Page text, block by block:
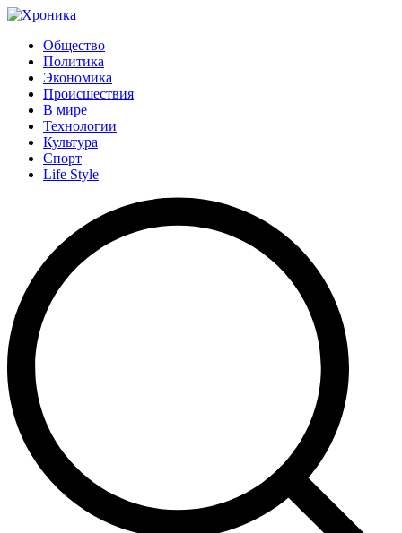
Общество
Политика
Экономика
Происшествия
В мире
Технологии
Культура
Спорт
Life Style